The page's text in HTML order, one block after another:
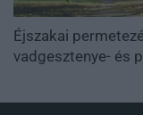
Éjszakai
vadgesztenye- és